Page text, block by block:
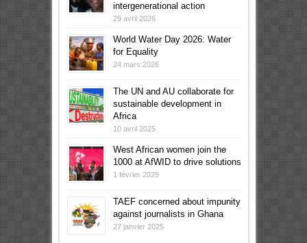
intergenerational action
29 avril 2026
World Water Day 2026: Water
for Equality
24 mars 2026
The UN and AU collaborate for
sustainable development in
Africa
10 avril 2025
West African women join the
1000 at AfWID to drive solutions
1 février 2025
TAEF concerned about impunity
against journalists in Ghana
27 janvier 2025